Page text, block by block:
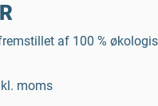
af 100 %
moms